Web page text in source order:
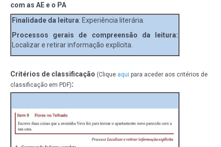
com as AE e o PA
Finalidade da leitura: Experiência literária.
Processos gerais de compreensão da leitura:
Localizar e retirar informação explícita.
Critérios de classificação (Clique aqui para aceder aos critérios de
classificação em PDF):